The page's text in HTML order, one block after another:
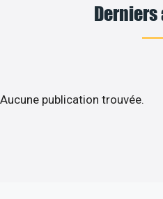
Aucune publication trouvée.